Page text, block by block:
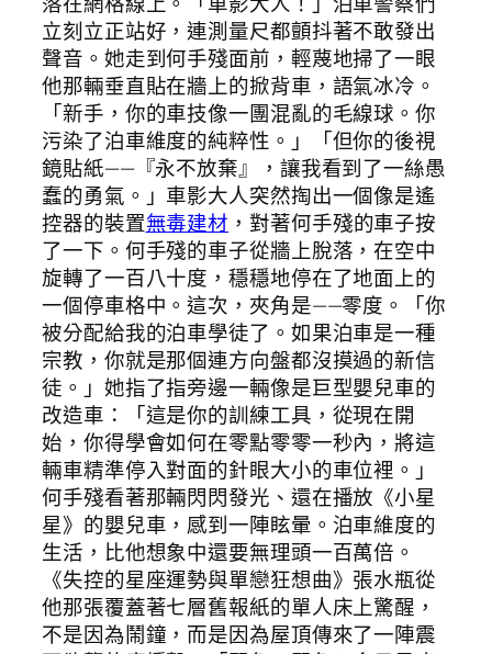
立刻立正站好，連測量尺都顫抖著不敢發出
聲音。她走到何手殘面前，輕蔑地掃了一眼
他那輛垂直貼在牆上的掀背車，語氣冰冷。
「新手，你的車技像一團混亂的毛線球。你
污染了泊車維度的純粹性。」「但你的後視
鏡貼紙——『永不放棄』，讓我看到了一絲愚
蠢的勇氣。」車影大人突然掏出一個像是遙
控器的裝置無毒建材 ，對著何手殘的車子按
了一下。何手殘的車子從牆上脫落，在空中
旋轉了一百八十度，穩穩地停在了地面上的
一個停車格中。這次，夾角是——零度。「你
被分配給我的泊車學徒了。如果泊車是一種
宗教，你就是那個連方向盤都沒摸過的新信
徒。」她指了指旁邊一輛像是巨型嬰兒車的
改造車：「這是你的訓練工具，從現在開
始，你得學會如何在零點零零一秒內，將這
輛車精準停入對面的針眼大小的車位裡。」
何手殘看著那輛閃閃發光、還在播放《小星
星》的嬰兒車，感到一陣眩暈。泊車維度的
生活，比他想象中還要無理頭一百萬倍。
《失控的星座運勢與單戀狂想曲》張水瓶從
他那張覆蓋著七層舊報紙的單人床上驚醒，
不是因為鬧鐘，而是因為屋頂傳來了一陣震